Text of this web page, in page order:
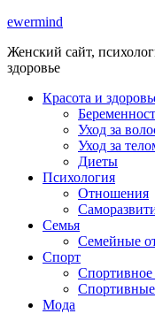
ewermind
Женский сайт,
здоровье
Красота и
Уход за
Уход за
Диеты
Психология
Отношения
Семья
Семейные
Спорт
Спортивное
Мода